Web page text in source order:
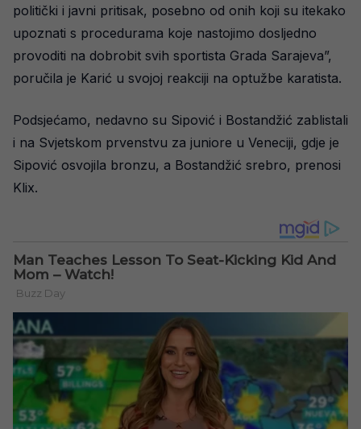
politički i javni pritisak, posebno od onih koji su itekako
upoznati s procedurama koje nastojimo dosljedno
provoditi na dobrobit svih sportista Grada Sarajeva”,
poručila je Karić u svojoj reakciji na optužbe karatista.
Podsjećamo, nedavno su Sipović i Bostandžić zablistali
i na Svjetskom prvenstvu za juniore u Veneciji, gdje je
Sipović osvojila bronzu, a Bostandžić srebro, prenosi
Klix.